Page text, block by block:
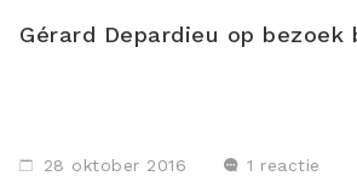
Gérard Depardieu op bezoek
28 oktober 2016 1 reactie